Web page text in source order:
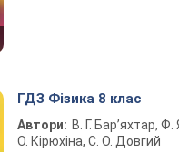
ГДЗ Фізика 8 клас
Автори: В. Г. Бар’яхтар,
О. Кірюхіна, С. О. Довгий